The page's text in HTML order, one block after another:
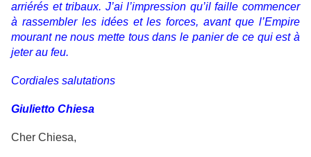
arriérés et tribaux. J’ai l’impression qu’il faille commencer
à rassembler les idées et les forces, avant que l’Empire
mourant ne nous mette tous dans le panier de ce qui est à
jeter au feu.
Cordiales salutations
Giulietto Chiesa
Cher Chiesa,